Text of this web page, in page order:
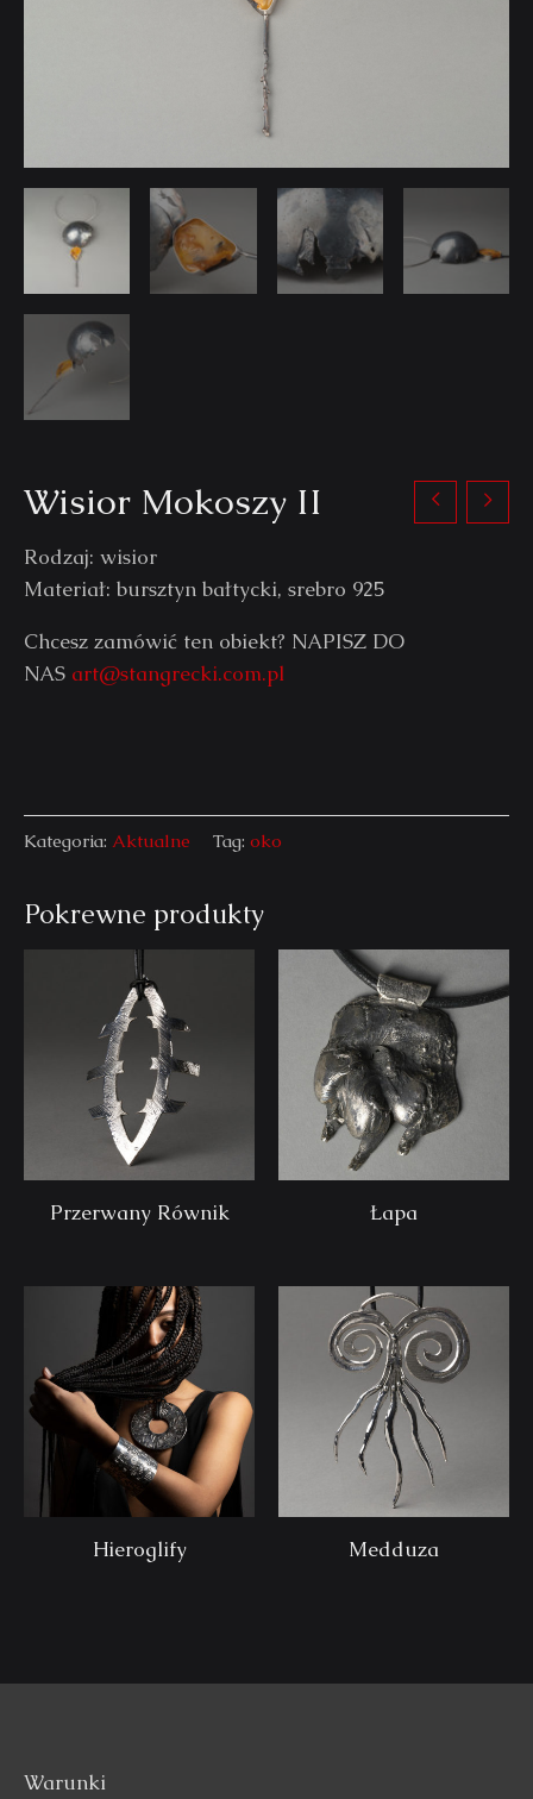
Wisior Mokoszy II
Rodzaj: wisior
Materiał: bursztyn bałtycki, srebro 925
Chcesz zamówić ten obiekt? NAPISZ DO
NAS art@stangrecki.com.pl
Kategoria: Aktualne Tag: oko
Pokrewne produkty
Przerwany Równik Łapa
Hieroglify Medduza
Warunki